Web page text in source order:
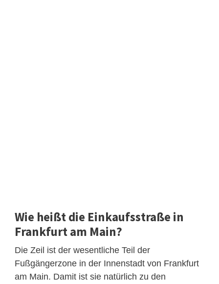
Wie heißt die Einkaufsstraße in
Frankfurt am Main?
Die Zeil ist der wesentliche Teil der
Fußgängerzone in der Innenstadt von Frankfurt
am Main. Damit ist sie natürlich zu den